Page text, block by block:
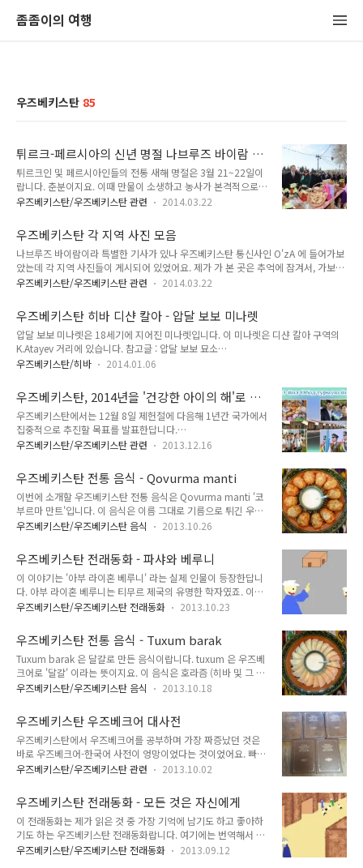
좀좀이의 여행
우즈베키스탄 85
튀르크-페르시아의 신년 명절 나브루즈 바이람 각
국 명칭
튀르크인 및 페르시아인들의 전통 새해 명절은 3월 21~22일이
랍니다. 춘분이지요. 이때 만물이 소생하고 농사가 본격적으로
시작된답니다. 페르시아계 국가들 (이란, 아프가니스탄, 타지키
탄, 우즈베키스탄, 카자흐스탄, 키르기스스탄) 이 더욱 유명해서
튀르크 민족의 전통 명절로 잘 알려져 있는데, 원래 기원은 페르
시아인들이랍니다. 이 명절 자체가 농업과 관련이 있기 때문이지
요. 페르시아인들이 튀르크인들에게 많은 영향을 끼치는데, 그
중 대표적인 사례라고 볼 수도 있답니다. 이 명절 이름 자체가 이
매우 중요한 명절이다보니 중요하게 다루고 종종 듣게 되는데,
이러다보면 비슷한데 발음이 조..
우즈베키스탄/우즈베키스탄 관련 2014.03.22
우즈베키스탄 각 지역 사진 모음
나브루즈 바이람이라 특별한 기사가 있나 우즈베키스탄 통신사인 O'zA 에 들어가보
았는데 각 지역 사진들이 게시되어 있었어요. 제가 가 본 곳은 추억에 잠겨서, 가보지
않은 곳은 신기해서 바라보았죠. 각 지역 풍경 및 산업, 교육과 관련된 사진들이었어
족이 되지 않아서 카자흐스탄에서 밀을 많이 수입해오고 있다는 것이랍니다. 그래서
우즈베키스탄에서는 카자흐스탄 밀가루 포대를 그렇게 어렵지 않게 볼 수가 있지요.
아래 각 지역 링크를 걸어드립니다. 타슈켄트 시
http://uza.uz/uz/photo/28556/ 타슈켄트 주 타슈켄트는 수도인 타슈켄트 시와
타슈켄트 시를 감싸고 있는 타슈켄트 주가 있답니다. 우리가 말하는 '타슈켄트..
우즈베키스탄/우즈베키스탄 관련 2014.03.22
우즈베키스탄 히바 디샨 칼아 - 압달 보보 미나렛
압달 보보 미나렛은 18세기에 지어진 미나렛입니다. 이 미나렛은 디샨 칼아 구역의
K.Atayev 거리에 있습니다. 참고글 : 압달 보보 묘소
(http://zomzom.tistory.com/698) 이것은 압달 보보 묘소에 있는 미나렛으로,
다. 이 미나렛은 비록 작지만 위로 갈 수록 차차 지름이 줄어드는 형태와 상부에 샤라
파 지붕 처마 양식이 인상적이라고 합니다.
우즈베키스탄/히바 2014.01.06
우즈베키스탄, 2014년을 '건강한 아이의 해'로 발
표
우즈베키스탄에서는 12월 8일 제헌절에 다음해 1년간 국가에서
집중적으로 추진할 목표를 발표한답니다.
http://zomzom.tistory.com/587 이번 해는 '번영하는 삶의
http://muloqot.uz/albums/photo/view/album_id/5126
9/photo_id/802613 올해는 21주년 제헌절이었지요. 아주 어
렸을 때만 해도 '소련' 이었는데, 벌써 우즈베키스탄이 독립한지
꽤 되었다는 것이 신기하게 느껴지네요. 이번에도 발표했는데,
2014년은 '건강한 아이의 해' (Sog’lom bola yili) 라고 발표했
년 우즈베키스탄에 있었을 때 들은 이야기들을 토..
우즈베키스탄/우즈베키스탄 관련 2013.12.16
우즈베키스탄 전통 음식 - Qovurma manti
이번에 소개할 우즈베키스탄 전통 음식은 Qovurma manti '코
부르마 만트'입니다. 이 음식은 이름 그대로 기름으로 튀긴 우즈
베키스탄 전통 만두랍니다. 이 음식에 대해 특별히 별도의 이름
qovurma 라고 합니다. 우즈베키스탄 전통 국수인 라그몬도 앞
에 qovurma 가 붙으면 '볶은 국수'가 되는 것이지요. 제가 가지
고 있는 방법은 쪄낸 후 튀기는 방법으로 우리가 아는 지극히 평
범한 방법이랍니다. 하지만 원래 방법은 튀긴 후 쪄내는 것이라
고 하네요. 만두 20개 만들기 위한 재료 만두 속 고기 (쇠고기 또
취향에 따라 적당히 볶기 위한 기름 만두 피 밀가루 300g..
우즈베키스탄/우즈베키스탄 음식 2013.10.26
우즈베키스탄 전래동화 - 파샤와 베루니
이 이야기는 '아부 라이혼 베루니' 라는 실제 인물이 등장한답니
다. 아부 라이혼 베루니는 티무르 제국의 유명한 학자였죠. 이런
유형의 이야기를 읽으며 드는 생각은 꼭 쓸 데 없는 질문으로 골
'내가 선택하지 않은 것' 이 아닐까 하는 것이랍니다. 단순 계산
문제도 아니고 '내가 뭘 선택할지 맞추어봐라' 라고 물어보는데
그걸 뭔 수로 맞추어요. 진짜 이런 쓸 데 없는 질문은 하지 않는
게 좋은 것 같아요. 어느 날, 파샤가 명성이 높은 학자인 아부 라
이혼 베루니를 시험해보고 싶었습니다. 그래서 그는 아부 라이혼
방에 있는 네 개의 문 중 어느 문을 통해 밖으로 나갈 수 있느
냐?" 파샤..
우즈베키스탄/우즈베키스탄 전래동화 2013.10.23
우즈베키스탄 전통 음식 - Tuxum barak
Tuxum barak 은 달걀로 만든 음식이랍니다. tuxum 은 우즈베
크어로 '달걀' 이라는 뜻이지요. 이 음식은 호라즘 (히바 및 그 주
변), 부하라, 나보이 지역에서 주로 먹는 음식으로, 각 지역마다,
한 음식입니다. 부하라에서는 속에 토마토, 야채등을 집어넣고,
호라즘에서는 오직 우유, 식용유, 소금만 집어넣는답니다. 또한
이 속에 무엇을 같이 넣느냐에 따라 종류가 여러 종류가 되지요.
그래서 속에 호박이 들어가면 kadi barak, 감자가 들어가면
kartoshkali barak (감자 바락) 이라고 부른답니다. 계란 바락
반죽 밀가루 200g 계란 흰자 1개 물 100m..
우즈베키스탄/우즈베키스탄 음식 2013.10.18
우즈베키스탄 우즈베크어 대사전
우즈베키스탄에서 우즈베크어를 공부하며 가장 짜증났던 것은
바로 우즈베크어-한국어 사전이 엉망이었다는 것이었어요. 빠진
단어는 당연히 많고, 뜻이 잘못된 것도 많았어요. 항상 사전이 문
다!' 이렇게 벼르고 있었죠. 나중에는 책장이 하나하나 떨어지더
니 완전 걸레짝이 다 되어버렸어요. 위편삼절이 아니라 제본 부
실이었죠. 진짜 열 받는데 더 열 받게 하는 그런 사전이었어요.
물론 지금 버리지 않았답니다. 냄비 받침으로 요긴하게 잘 사용
하고 있어요. 돈 주고 냄비 받침 살 필요가 없더라구요. 어쨌든,
우즈베키스탄/우즈베키스탄 관련 2013.10.02
우즈베키스탄 전래동화 - 모든 것은 자신에게
이 전래동화는 제가 읽은 것 중 가장 기억에 남기도 하고 좋아하
기도 하는 우즈베키스탄 전래동화랍니다. 여기에는 번역해서 올
리기 때문에 나타나지 않지만, 이 전래동화에서 '남을 저주할 때
우즈베키스탄/우즈베키스탄 전래동화 2013.09.12